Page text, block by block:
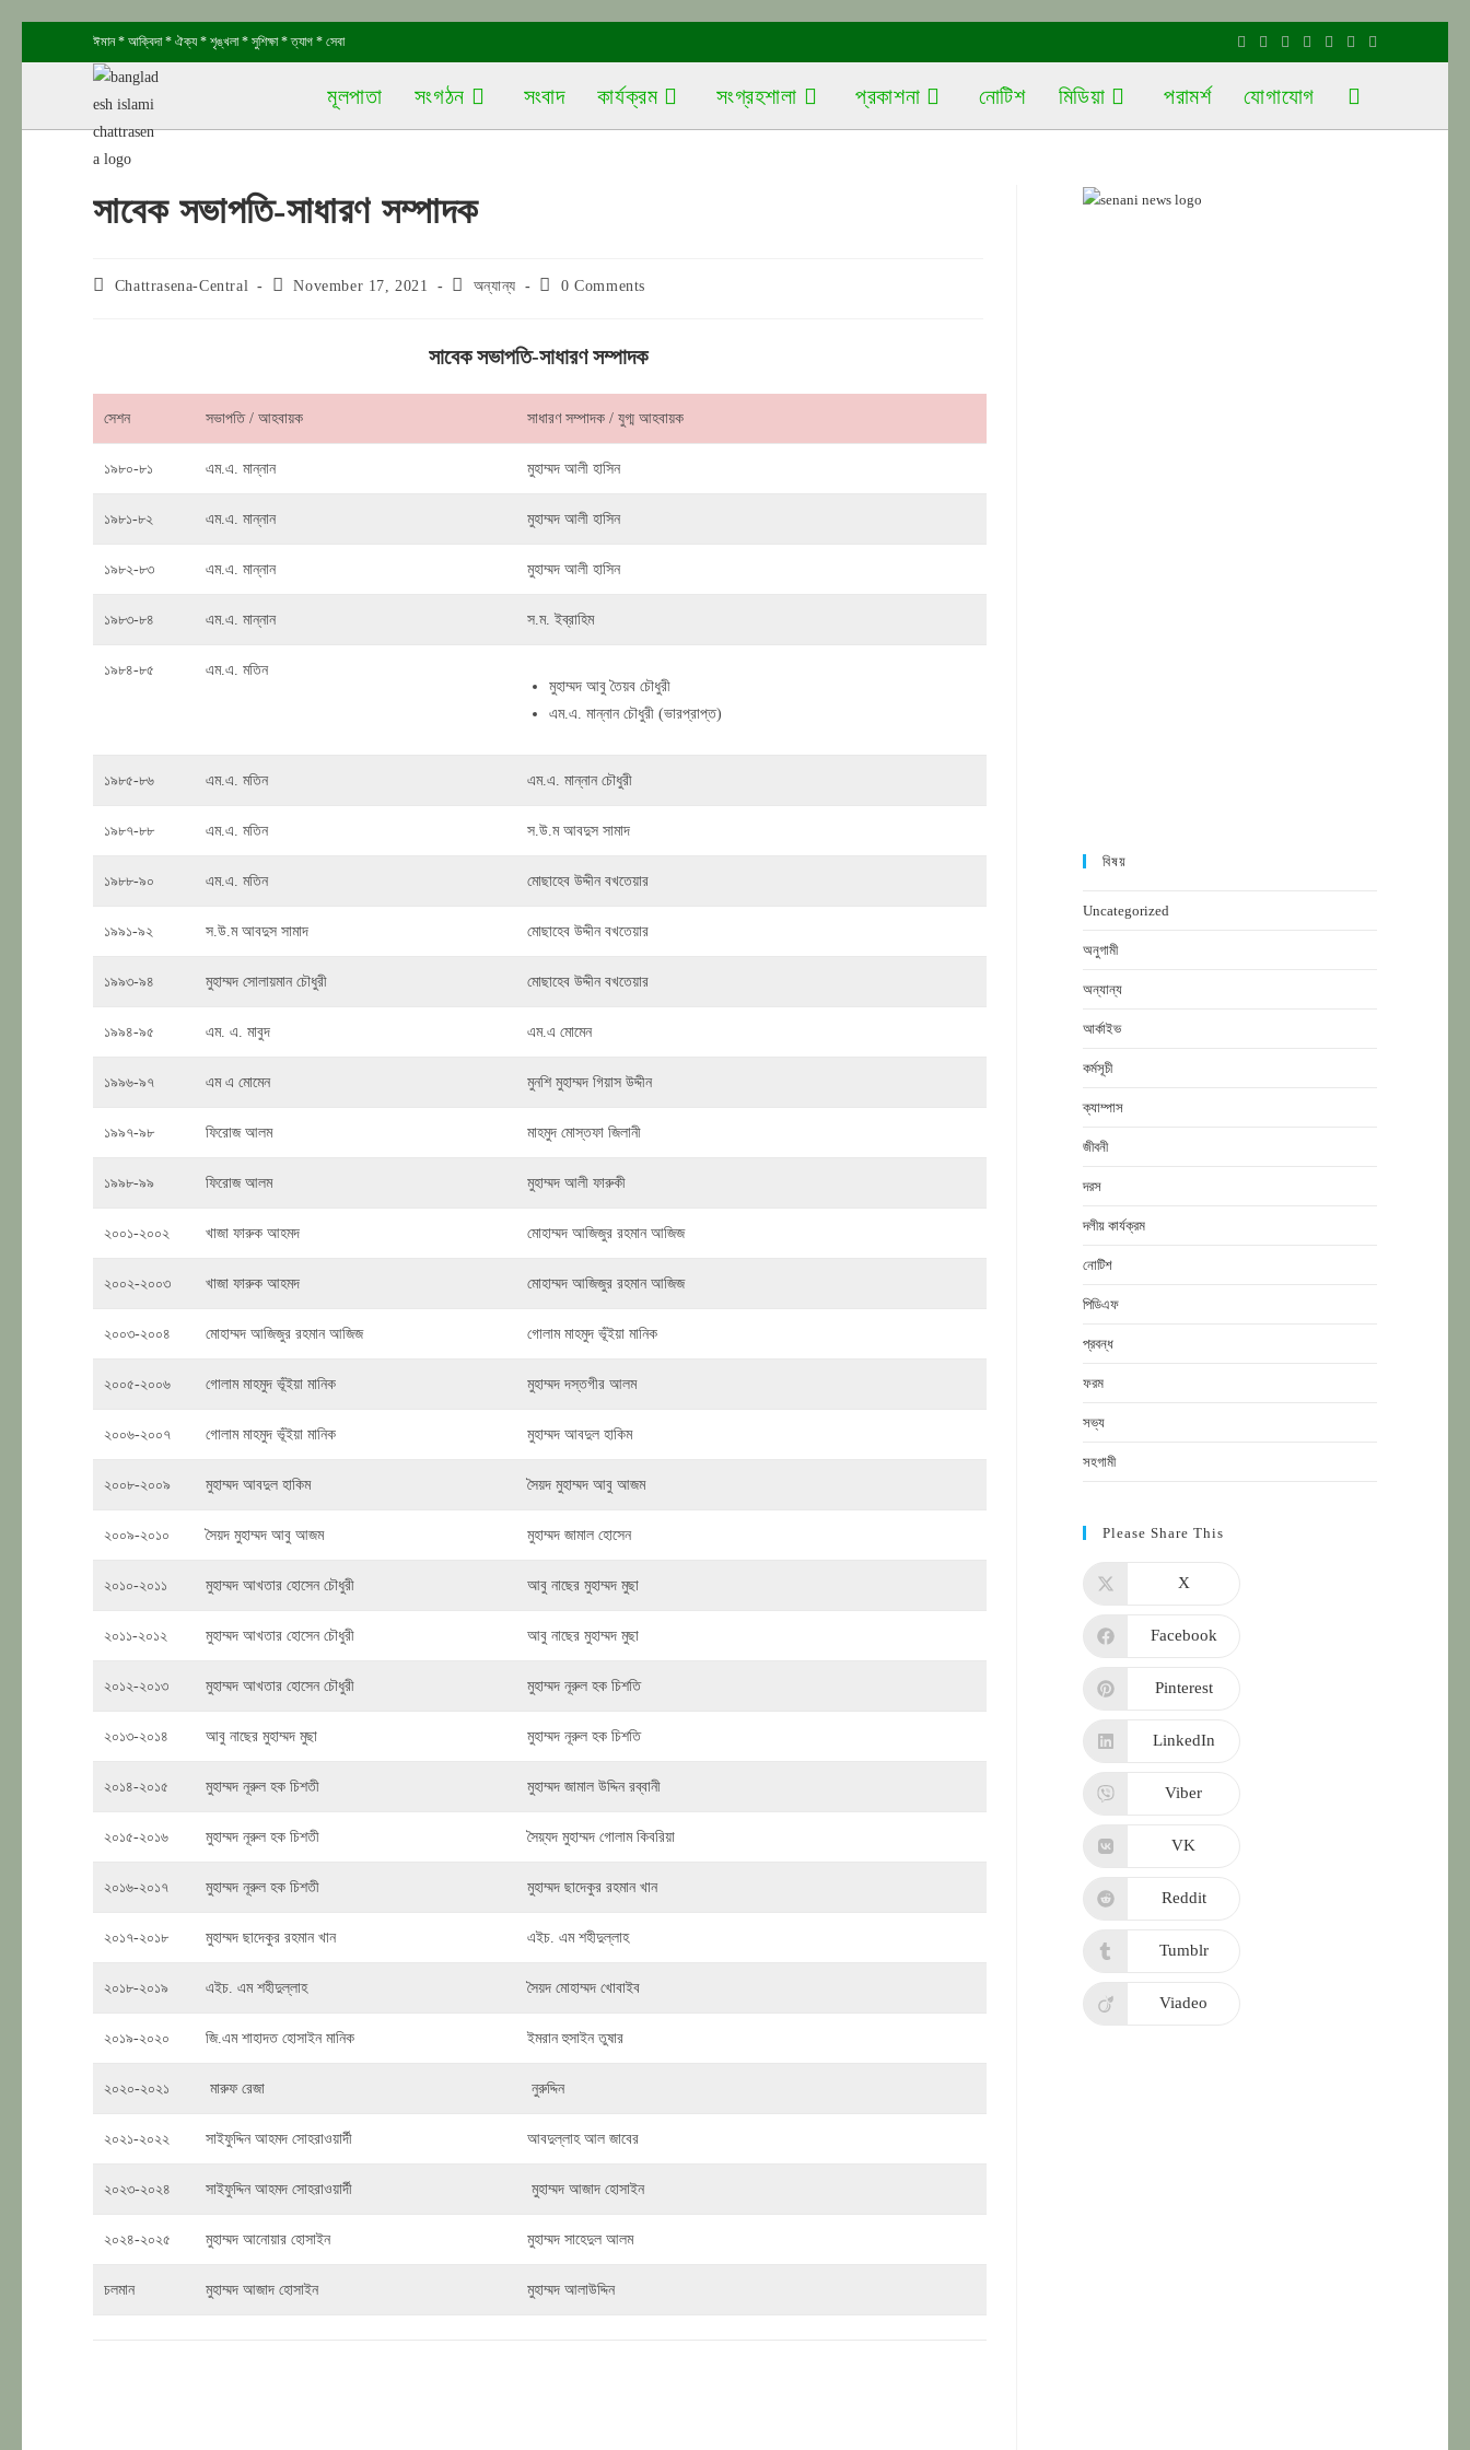
to
ঈমান * আক্বিদা * ঐক্য * শৃঙ্খলা * সুশিক্ষা * ত্যাগ * সেবা
মূলপাতা সংগঠন সংবাদ কার্যক্রম সংগ্রহশালা প্রকাশনা নোটিশ মিডিয়া পরামর্শ যোগাযোগ
সাবেক সভাপতি-সাধারণ সম্পাদক
PostChattrasena-Central
PostNovember 17, 2021
Postঅন্যান্য
Post0 Comments
সাবেক সভাপতি-সাধারণ সম্পাদক
সেশন সভাপতি / আহবায়ক সাধারণ সম্পাদক / যুগ্ম আহবায়ক
১৯৮০-৮১ এম.এ. মান্নান মুহাম্মদ আলী হাসিন
১৯৮১-৮২ এম.এ. মান্নান মুহাম্মদ আলী হাসিন
১৯৮২-৮৩ এম.এ. মান্নান মুহাম্মদ আলী হাসিন
১৯৮৩-৮৪ এম.এ. মান্নান স.ম. ইব্রাহিম
১৯৮৪-৮৫
এম.এ. মতিন
মুহাম্মদ আবু তৈয়ব চৌধুরী
এম.এ. মান্নান চৌধুরী (ভারপ্রাপ্ত)
১৯৮৫-৮৬ এম.এ. মতিন এম.এ. মান্নান চৌধুরী
১৯৮৭-৮৮ এম.এ. মতিন স.উ.ম আবদুস সামাদ
১৯৮৮-৯০ এম.এ. মতিন মোছাহেব উদ্দীন বখতেয়ার
১৯৯১-৯২ স.উ.ম আবদুস সামাদ মোছাহেব উদ্দীন বখতেয়ার
১৯৯৩-৯৪ মুহাম্মদ সোলায়মান চৌধুরী মোছাহেব উদ্দীন বখতেয়ার
১৯৯৪-৯৫ এম. এ. মাবুদ এম.এ মোমেন
১৯৯৬-৯৭ এম এ মোমেন মুনশি মুহাম্মদ গিয়াস উদ্দীন
১৯৯৭-৯৮ ফিরোজ আলম মাহমুদ মোস্তফা জিলানী
১৯৯৮-৯৯ ফিরোজ আলম মুহাম্মদ আলী ফারুকী
২০০১-২০০২ খাজা ফারুক আহমদ মোহাম্মদ আজিজুর রহমান আজিজ
২০০২-২০০৩ খাজা ফারুক আহমদ মোহাম্মদ আজিজুর রহমান আজিজ
২০০৩-২০০৪ মোহাম্মদ আজিজুর রহমান আজিজ গোলাম মাহমুদ ভূঁইয়া মানিক
২০০৫-২০০৬ গোলাম মাহমুদ ভূঁইয়া মানিক মুহাম্মদ দস্তগীর আলম
২০০৬-২০০৭ গোলাম মাহমুদ ভূঁইয়া মানিক মুহাম্মদ আবদুল হাকিম
২০০৮-২০০৯ মুহাম্মদ আবদুল হাকিম সৈয়দ মুহাম্মদ আবু আজম
২০০৯-২০১০ সৈয়দ মুহাম্মদ আবু আজম মুহাম্মদ জামাল হোসেন
২০১০-২০১১ মুহাম্মদ আখতার হোসেন চৌধুরী আবু নাছের মুহাম্মদ মুছা
২০১১-২০১২ মুহাম্মদ আখতার হোসেন চৌধুরী আবু নাছের মুহাম্মদ মুছা
২০১২-২০১৩ মুহাম্মদ আখতার হোসেন চৌধুরী মুহাম্মদ নূরুল হক চিশতি
২০১৩-২০১৪ আবু নাছের মুহাম্মদ মুছা মুহাম্মদ নূরুল হক চিশতি
২০১৪-২০১৫ মুহাম্মদ নূরুল হক চিশতী মুহাম্মদ জামাল উদ্দিন রব্বানী
২০১৫-২০১৬ মুহাম্মদ নূরুল হক চিশতী সৈয়্যদ মুহাম্মদ গোলাম কিবরিয়া
২০১৬-২০১৭ মুহাম্মদ নূরুল হক চিশতী মুহাম্মদ ছাদেকুর রহমান খান
২০১৭-২০১৮ মুহাম্মদ ছাদেকুর রহমান খান এইচ. এম শহীদুল্লাহ
২০১৮-২০১৯ এইচ. এম শহীদুল্লাহ সৈয়দ মোহাম্মদ খোবাইব
২০১৯-২০২০ জি.এম শাহাদত হোসাইন মানিক ইমরান হুসাইন তুষার
২০২০-২০২১ মারুফ রেজা নুরুদ্দিন
২০২১-২০২২ সাইফুদ্দিন আহমদ সোহরাওয়ার্দী আবদুল্লাহ আল জাবের
২০২৩-২০২৪ সাইফুদ্দিন আহমদ সোহরাওয়ার্দী মুহাম্মদ আজাদ হোসাইন
২০২৪-২০২৫ মুহাম্মদ আনোয়ার হোসাইন মুহাম্মদ সাহেদুল আলম
চলমান মুহাম্মদ আজাদ হোসাইন মুহাম্মদ আলাউদ্দিন
বিষয়
Uncategorized
অনুগামী
অন্যান্য
আর্কাইভ
কর্মসূচী
ক্যাম্পাস
জীবনী
দরস
দলীয় কার্যক্রম
নোটিশ
পিডিএফ
প্রবন্ধ
ফরম
সভ্য
সহগামী
Please Share This
X
Facebook
Pinterest
LinkedIn
Viber
VK
Reddit
Tumblr
Viadeo